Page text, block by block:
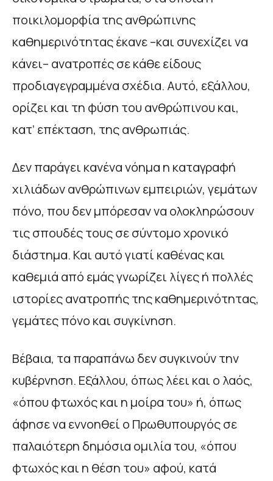
ποικιλομορφία της ανθρώπινης
καθημερινότητας έκανε –και συνεχίζει να
κάνει– ανατροπές σε κάθε είδους
προδιαγεγραμμένα σχέδια. Αυτό, εξάλλου,
ορίζει και τη φύση του ανθρώπινου και,
κατ’ επέκταση, της ανθρωπιάς.
Δεν παράγει κανένα νόημα η καταγραφή
χιλιάδων ανθρώπινων εμπειριών, γεμάτων
πόνο, που δεν μπόρεσαν να ολοκληρώσουν
τις σπουδές τους σε σύντομο χρονικό
διάστημα. Και αυτό γιατί καθένας και
καθεμιά από εμάς γνωρίζει λίγες ή πολλές
ιστορίες ανατροπής της καθημερινότητας,
γεμάτες πόνο και συγκίνηση.
Βέβαια, τα παραπάνω δεν συγκινούν την
κυβέρνηση. Εξάλλου, όπως λέει και ο λαός,
«όπου φτωχός και η μοίρα του» ή, όπως
άφησε να εννοηθεί ο Πρωθυπουργός σε
παλαιότερη δημόσια ομιλία του, «όπου
φτωχός και η θέση του» αφού, κατά